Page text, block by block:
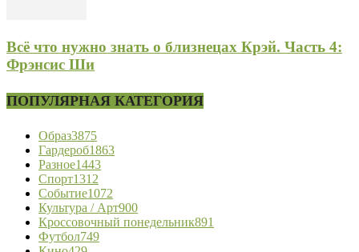
Всё что нужно знать о близнецах Крэй. Часть 4:
Фрэнсис Ши
ПОПУЛЯРНАЯ КАТЕГОРИЯ
Образ3875
Гардероб1863
Разное1443
Спорт1312
Событие1072
Культура / Арт900
Кроссовочный понедельник891
Футбол749